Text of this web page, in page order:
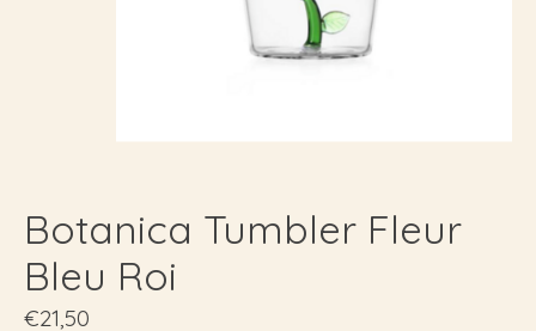
Botanica Tumbler Fleur
Bleu Roi
€21,50